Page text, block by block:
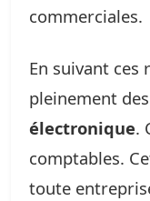
commerciales.
En suivant ces
pleinement des
électronique.
comptables.
toute